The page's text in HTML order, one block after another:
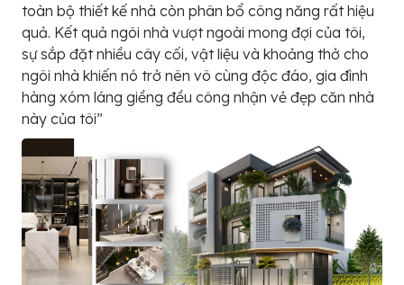
toàn bộ thiết kế nhà còn phân bổ công năng rất hiệu
quả. Kết quả ngôi nhà vượt ngoài mong đợi của tôi,
sự sắp đặt nhiều cây cối, vật liệu và khoảng thở cho
ngôi nhà khiến nó trở nên vô cùng độc đáo, gia đình
hàng xóm láng giềng đều công nhận vẻ đẹp căn nhà
này của tôi”